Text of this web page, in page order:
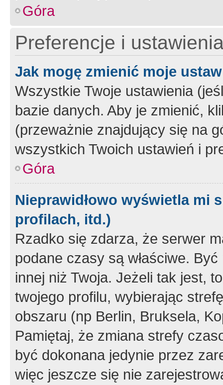
Góra
Preferencje i
Jak mogę zmienić moje
Wszystkie Twoje ustawienia
bazie danych. Aby je zmienić,
(przeważnie znajdujący się na
wszystkich Twoich ustawień i
Góra
Nieprawidłowo wyświetla mi
profilach, itd.)
Rzadko się zdarza, że serwer
podane czasy są właściwe.
innej niż Twoja. Jeżeli tak jest,
twojego profilu, wybierając
obszaru (np Berlin, Bruksela,
Pamiętaj, że zmiana strefy
być dokonana jedynie przez
więc jeszcze się nie